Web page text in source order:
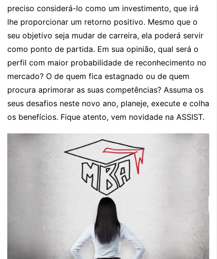
preciso considerá-lo como um investimento, que irá
lhe proporcionar um retorno positivo. Mesmo que o
seu objetivo seja mudar de carreira, ela poderá servir
como ponto de partida. Em sua opinião, qual será o
perfil com maior probabilidade de reconhecimento no
mercado? O de quem fica estagnado ou de quem
procura aprimorar as suas competências? Assuma os
seus desafios neste novo ano, planeje, execute e colha
os benefícios. Fique atento, vem novidade na ASSIST.